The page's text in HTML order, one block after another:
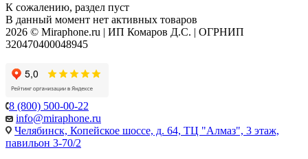
К сожалению, раздел пуст
В данный момент нет активных товаров
2026 © Miraphone.ru | ИП Комаров Д.С. | ОГРНИП
320470400048945
8 (800) 500-00-22
info@miraphone.ru
Челябинск, Копейское шоссе, д. 64, ТЦ "Алмаз", 3 этаж,
павильон 3-70/2